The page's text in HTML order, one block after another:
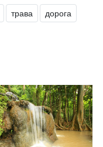
трава дорога